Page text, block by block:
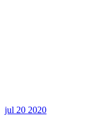
jul 20 2020